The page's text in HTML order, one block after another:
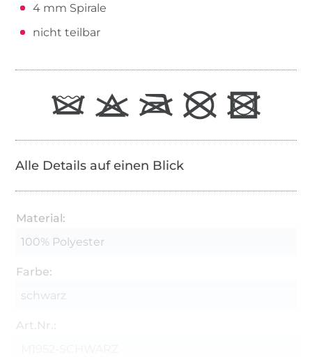
4 mm Spirale
nicht teilbar
Alle Details auf einen Blick
Material:
100% Polyester
Farbe:
schwarz
Art.Nr.: